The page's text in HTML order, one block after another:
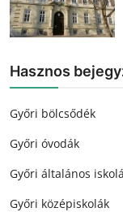
Hasznos
Győri bölcsődék
Győri óvodák
Győri általános
Győri középiskolák